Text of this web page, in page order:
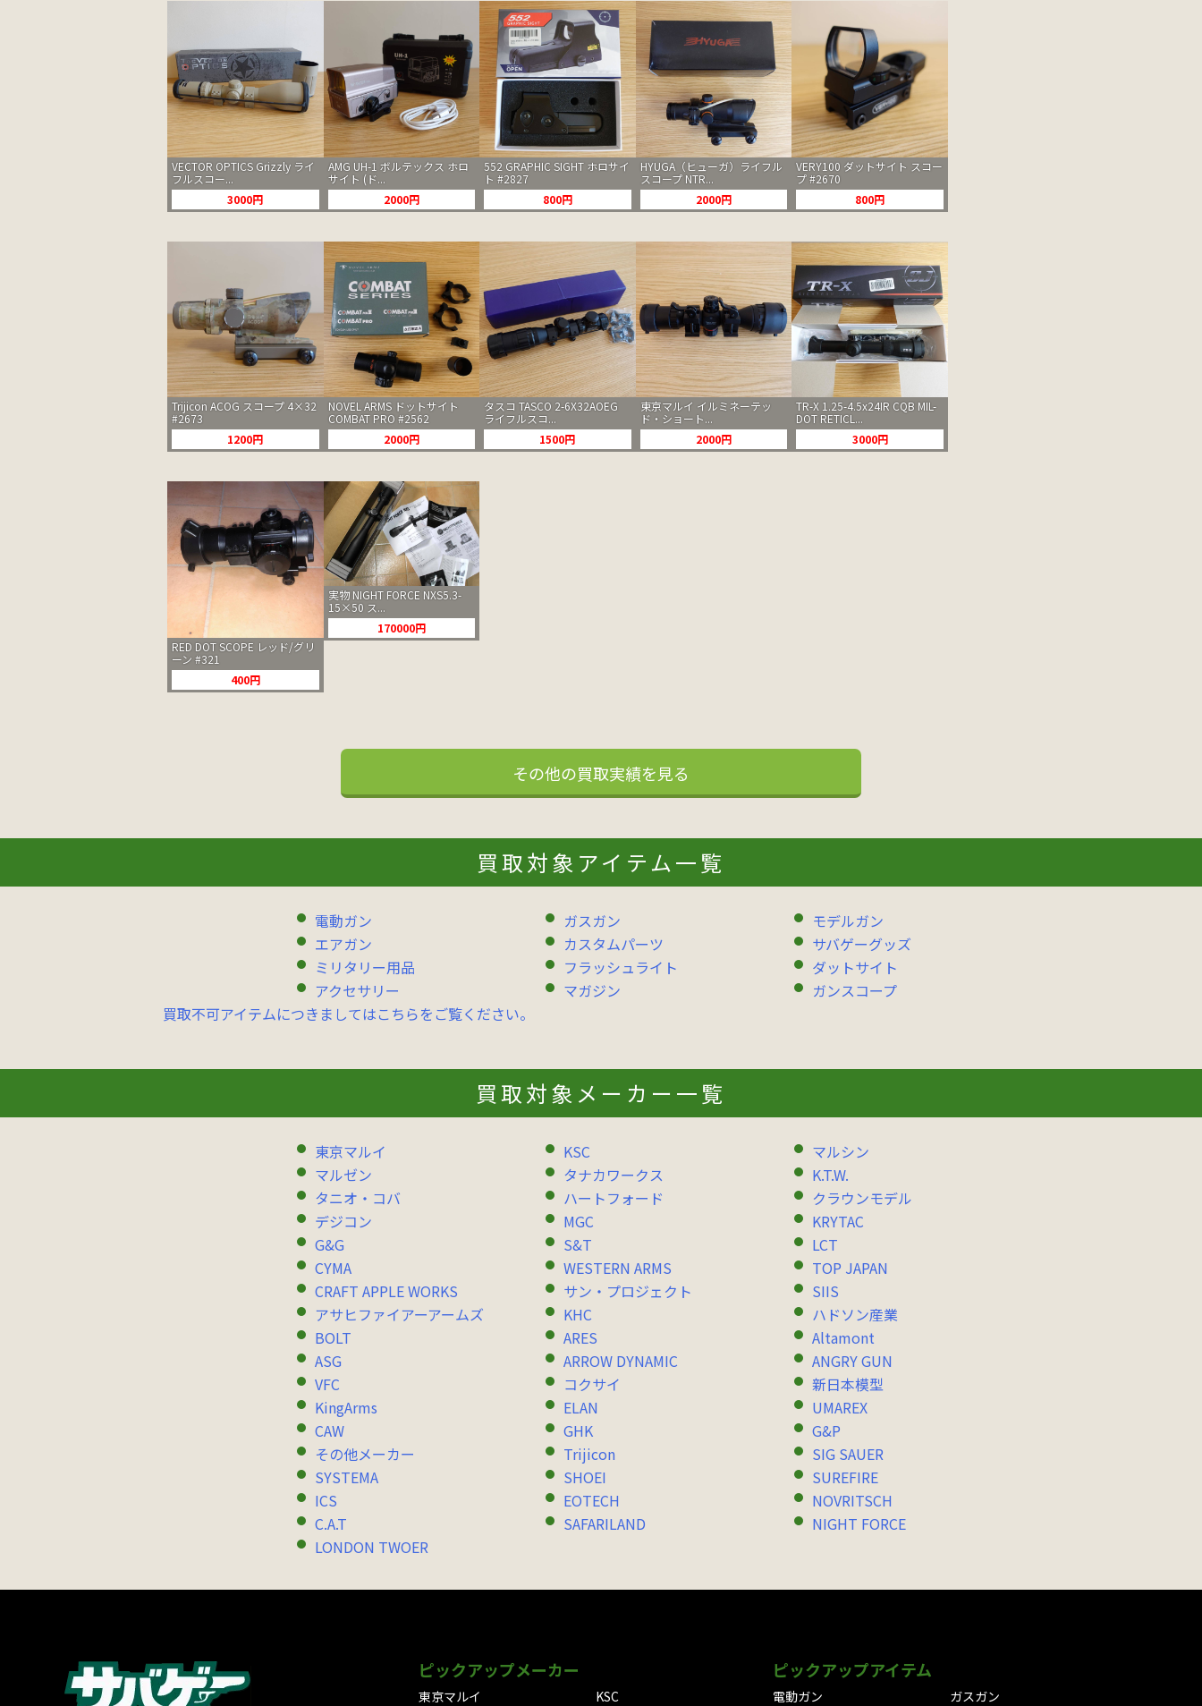
VECTOR OPTICS Grizzly ライ
フルスコー...
3000円
AMG UH-1 ボルテックス ホロ
サイト (ド...
2000円
552 GRAPHIC SIGHT ホロサイ
ト #2827
800円
HYUGA（ヒューガ）ライフル
スコープ NTR...
2000円
VERY100 ダットサイト スコー
プ #2670
800円
Trijicon ACOG スコープ 4×32
#2673
1200円
NOVEL ARMS ドットサイト
COMBAT PRO #2562
2000円
タスコ TASCO 2-6X32AOEG
ライフルスコ...
1500円
東京マルイ イルミネーテッ
ド・ショート...
2000円
TR-X 1.25-4.5x24IR CQB MIL-
DOT RETICL...
3000円
RED DOT SCOPE レッド/グリ
ーン #321
400円
実物 NIGHT FORCE NXS5.3-
15×50 ス...
170000円
その他の買取実績を見る
買取対象アイテム一覧
電動ガン ガスガン
モデルガン
エアガン
カスタムパーツ
サバゲーグッズ
ミリタリー用品
フラッシュライト
ダットサイト
アクセサリー
マガジン
ガンスコープ
買取不可アイテムにつきましてはこちらをご覧ください。
買取対象メーカー一覧
東京マルイ KSC
マルシン
マルゼン
タナカワークス
K.T.W.
タニオ・コバ
ハートフォード
クラウンモデル
デジコン
MGC
KRYTAC
G&G
S&T
LCT
CYMA
WESTERN ARMS
TOP JAPAN
CRAFT APPLE WORKS
サン・プロジェクト
SIIS
アサヒファイアーアームズ
KHC
ハドソン産業
BOLT
ARES
Altamont
ASG
ARROW DYNAMIC
ANGRY GUN
VFC
コクサイ
新日本模型
KingArms
ELAN
UMAREX
CAW
GHK
G&P
その他メーカー
Trijicon
SIG SAUER
SYSTEMA
SHOEI
SUREFIRE
ICS
EOTECH
NOVRITSCH
C.A.T
SAFARILAND
NIGHT FORCE
LONDON TWOER
ピックアップメーカー
東京マルイ KSC
ピックアップアイテム
電動ガン ガスガン